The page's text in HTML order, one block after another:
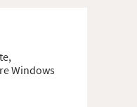
Windows